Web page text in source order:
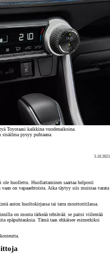
Toyotaasi kaikkina vuodenaikoina.
pysyy puhtaana.
5.10.2021
huollettu. Huollattaminen saattaa helposti
on vapaaehtoista. Aika täytyy siis muistaa varata
auton huoltokirjassa tai tarra moottoritilassa.
on monta tärkeää tehtävää: se paitsi viilentää
epäpuhtauksia. Tämä taas ehkäisee esimerkiksi